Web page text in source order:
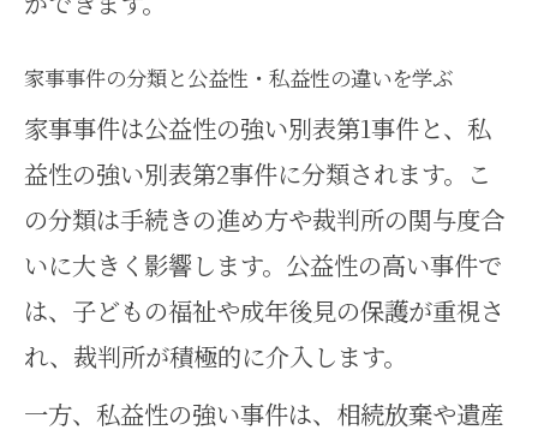
家事事件手続法に基づく実践事例
を紹介
家事事件の分類と公益性・私益性の違いを学ぶ
家事事件は公益性の強い別表第1事件と、私
益性の強い別表第2事件に分類されます。こ
の分類は手続きの進め方や裁判所の関与度合
いに大きく影響します。公益性の高い事件で
は、子どもの福祉や成年後見の保護が重視さ
れ、裁判所が積極的に介入します。
一方、私益性の強い事件は、相続放棄や遺産